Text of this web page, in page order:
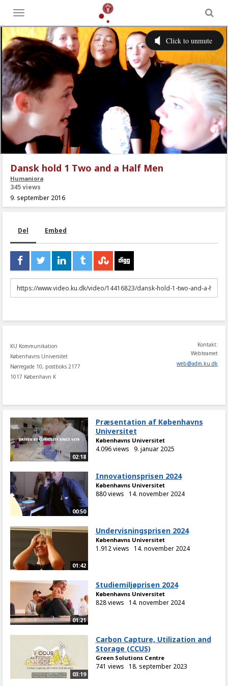
Toggle
menu
Dansk hold 1 Two and a Half Men
Humaniora
345 views
9. september 2016
Del Embed
URL
to
KU Kommunikation
Københavns Universitet
Nørregade 10, postboks 2177
1017 København K
Kontakt:
Webteamet
web@adm.ku.dk
02:18
Præsentation af Københavns
Universitet
Københavns Universitet
4.096 views 9. januar 2025
00:50
Innovationsprisen 2024
Københavns Universitet
880 views 14. november 2024
01:42
Undervisningsprisen 2024
Københavns Universitet
1.912 views 14. november 2024
01:21
Studiemiljøprisen 2024
Københavns Universitet
828 views 14. november 2024
03:19
Carbon Capture, Utilization and
Storage (CCUS)
Green Solutions Centre
741 views 18. september 2023